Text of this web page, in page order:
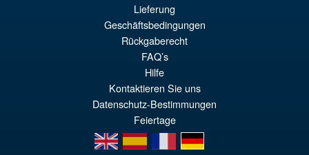
Lieferung
Geschäftsbedingungen
Rückgaberecht
FAQ’s
Hilfe
Kontaktieren Sie uns
Datenschutz-Bestimmungen
Feiertage
en
es fr de